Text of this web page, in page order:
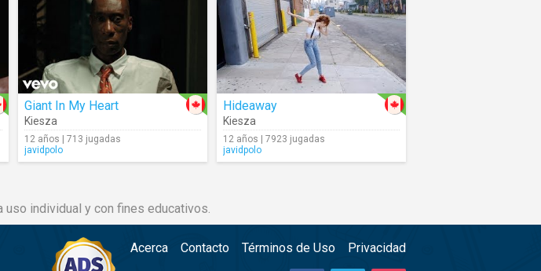
Giant In My Heart
Kiesza
12 años | 713 jugadas
javidpolo
Hideaway
Kiesza
12 años | 7923 jugadas
javidpolo
individual y con fines educativos.
Acerca Contacto Términos de Uso Privacidad